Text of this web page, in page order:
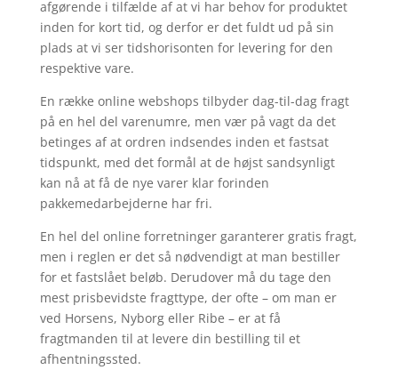
afgørende i tilfælde af at vi har behov for produktet
inden for kort tid, og derfor er det fuldt ud på sin
plads at vi ser tidshorisonten for levering for den
respektive vare.
En række online webshops tilbyder dag-til-dag fragt
på en hel del varenumre, men vær på vagt da det
betinges af at ordren indsendes inden et fastsat
tidspunkt, med det formål at de højst sandsynligt
kan nå at få de nye varer klar forinden
pakkemedarbejderne har fri.
En hel del online forretninger garanterer gratis fragt,
men i reglen er det så nødvendigt at man bestiller
for et fastslået beløb. Derudover må du tage den
mest prisbevidste fragttype, der ofte – om man er
ved Horsens, Nyborg eller Ribe – er at få
fragtmanden til at levere din bestilling til et
afhentningssted.